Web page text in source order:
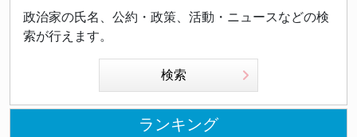
政治家の氏名、公約・政策、活動・ニュースなどの検
索が行えます。
検索
ランキング